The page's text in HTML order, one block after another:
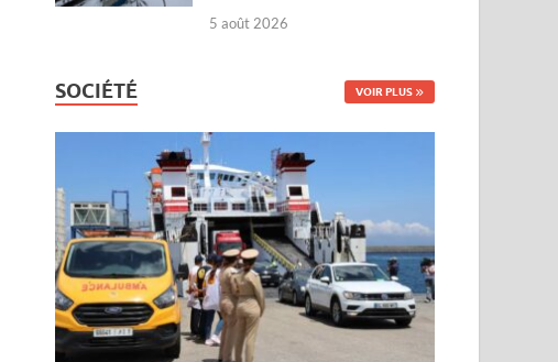
5 août 2026
SOCIÉTÉ VOIR PLUS